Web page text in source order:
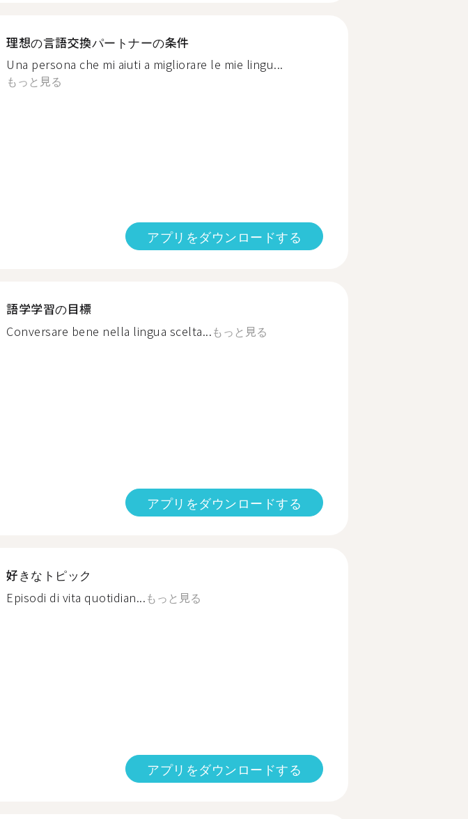
理想の言語交換パートナーの条件
Una persona che mi aiuti a migliorare le mie lingu...
もっと見る
アプリをダウンロードする
語学学習の目標
Conversare bene nella lingua scelta...もっと見る
アプリをダウンロードする
好きなトピック
Episodi di vita quotidian...もっと見る
アプリをダウンロードする